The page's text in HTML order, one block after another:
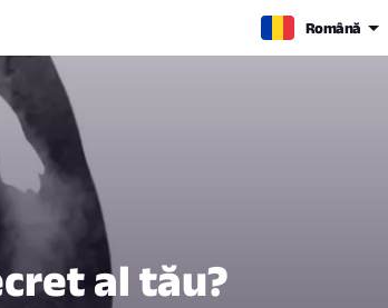
Română
al tău?